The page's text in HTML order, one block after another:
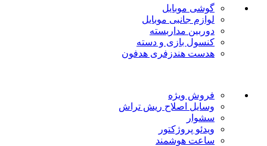
گوشی موبایل
لوازم جانبی موبایل
دوربین مداربسته
کنسول بازی و دسته
هدست هندزفری هدفون
فروش ویژه
وسایل اصلاح ریش تراش
سشوار
ویدئو پروژکتور
ساعت هوشمند